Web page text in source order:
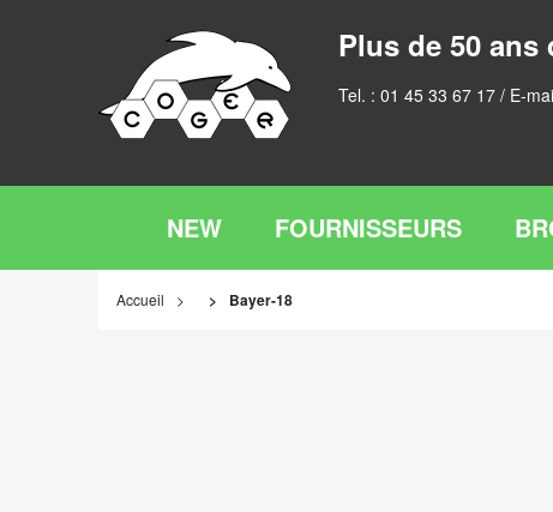
Plus de 50 ans
Tel. : 01 45 33 67 17 / E-
NEW FOURNISSEURS
Accueil Bayer-18